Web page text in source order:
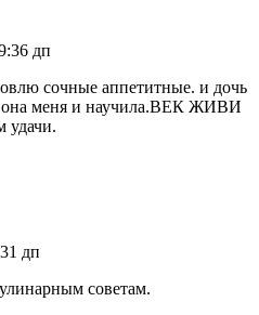
дп
сочные аппетитные. и дочь
она меня и научила.ВЕК ЖИВИ
дп
советам.